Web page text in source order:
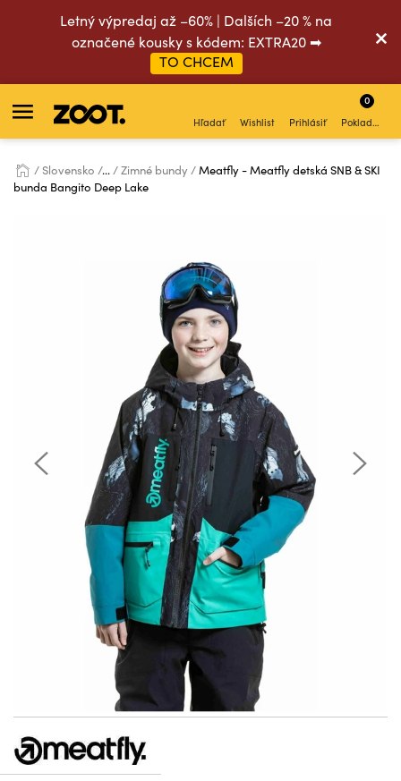
Letný výpredaj až –60% | Dalších –20 % na
označené kousky s kódem: EXTRA20 ➡
TO CHCEM
Hľadať Wishlist Prihlásiť Pokladňa
0
Slovensko ... Zimné bundy
Meatfly - Meatfly detská SNB & SKI
bunda Bangito Deep Lake